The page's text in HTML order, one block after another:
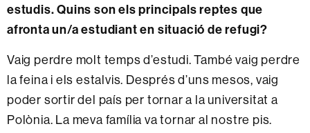
estudis. Quins son els principals reptes que
afronta un/a estudiant en situació de refugi?
Vaig perdre molt temps d’estudi. També vaig perdre
la feina i els estalvis. Després d’uns mesos, vaig
poder sortir del país per tornar a la universitat a
Polònia. La meva família va tornar al nostre pis.